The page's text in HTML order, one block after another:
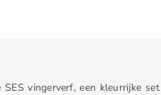
vingerverf, een kleurrijke